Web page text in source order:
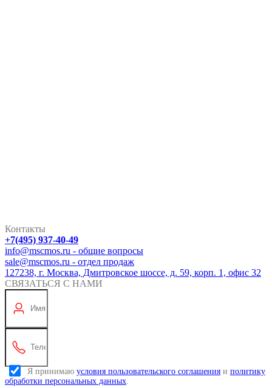
Контакты
+7(495) 937-40-49
info@mscmos.ru - общие вопросы
sale@mscmos.ru - отдел продаж
127238, г. Москва, Дмитровское шоссе, д. 59, корп. 1, офис 32
СВЯЗАТЬСЯ С НАМИ
Я принимаю условия пользовательского соглашения и политику
обработки персональных данных